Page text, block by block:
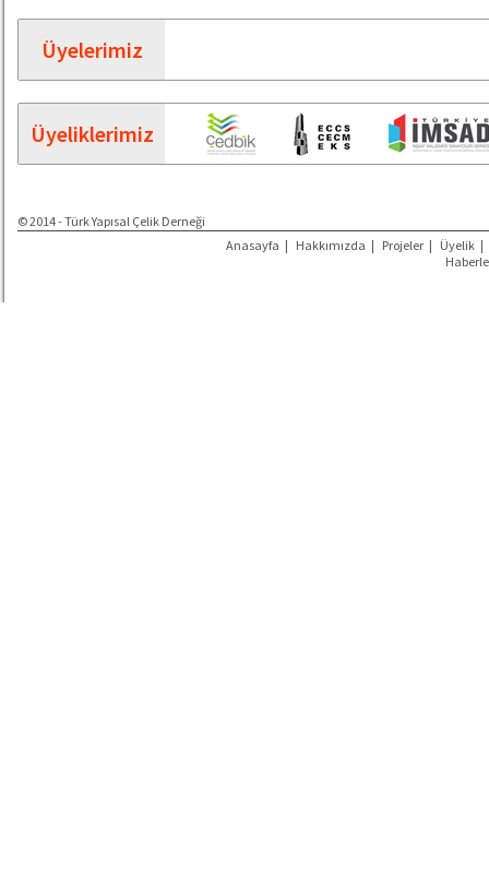
Üyelerimiz
Üyeliklerimiz
© 2014 - Türk Yapısal Çelik Derneği
Anasayfa | Hakkımızda | Projeler | Üyelik |